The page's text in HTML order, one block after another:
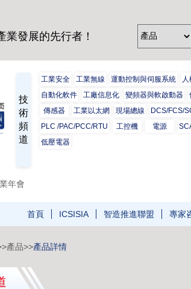
業發展的先行者！
技
術
頻
道
工業安全 工業無線 運動控制與伺服系統
自動化軟件
工廠信息化 變頻器與軟啟動器
傳感器
工業以太網 現場總線
DCS/FCS/
PLC /PAC/PCC/RTU
工控機 電源
低壓電器
首頁 ICSISIA 智造推進聯盟 專家
產品>>產品詳情